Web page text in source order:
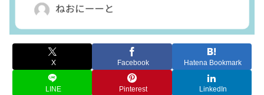
X Facebook Hatena Bookmark
LINE Pinterest LinkedIn